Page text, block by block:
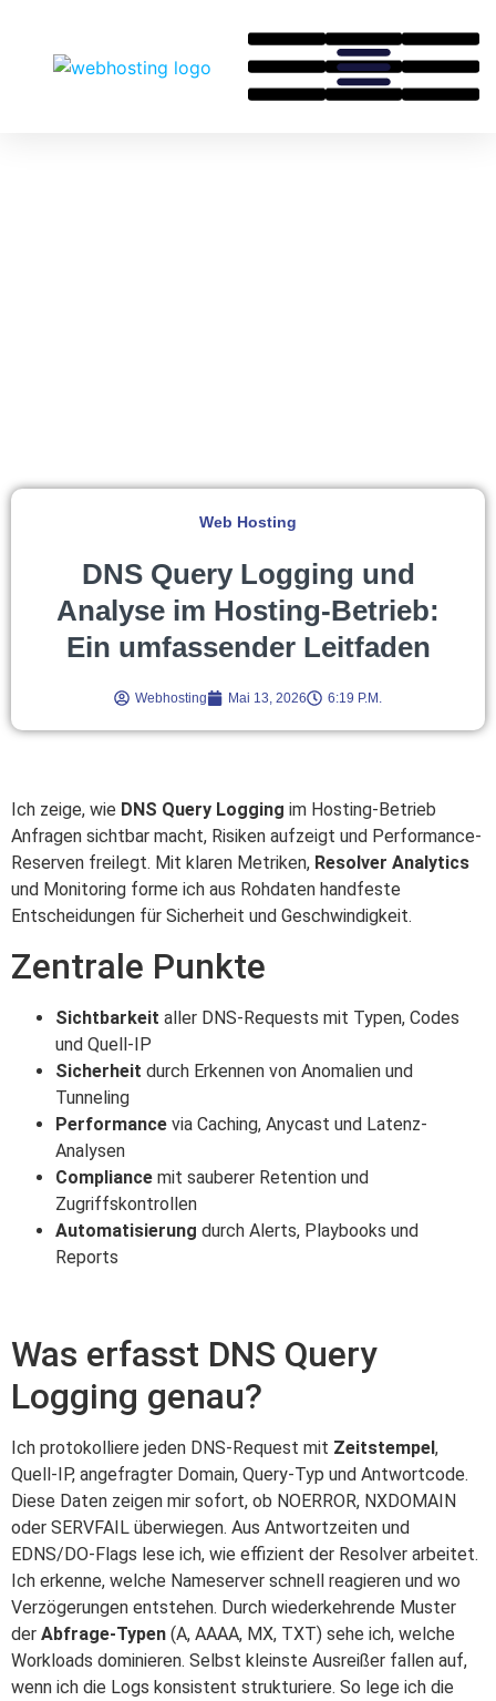
Web Hosting
DNS Query Logging und
Analyse im Hosting-Betrieb:
Ein umfassender Leitfaden
Webhosting Mai 13, 2026 6:19 P.m.
Ich zeige, wie DNS Query Logging im Hosting-Betrieb
Anfragen sichtbar macht, Risiken aufzeigt und Performance-
Reserven freilegt. Mit klaren Metriken, Resolver Analytics
und Monitoring forme ich aus Rohdaten handfeste
Entscheidungen für Sicherheit und Geschwindigkeit.
Zentrale Punkte
Sichtbarkeit aller DNS-Requests mit Typen, Codes
und Quell-IP
Sicherheit durch Erkennen von Anomalien und
Tunneling
Performance via Caching, Anycast und Latenz-
Analysen
Compliance mit sauberer Retention und
Zugriffskontrollen
Automatisierung durch Alerts, Playbooks und
Reports
Was erfasst DNS Query
Logging genau?
Ich protokolliere jeden DNS-Request mit Zeitstempel,
Quell-IP, angefragter Domain, Query-Typ und Antwortcode.
Diese Daten zeigen mir sofort, ob NOERROR, NXDOMAIN
oder SERVFAIL überwiegen. Aus Antwortzeiten und
EDNS/DO-Flags lese ich, wie effizient der Resolver arbeitet.
Ich erkenne, welche Nameserver schnell reagieren und wo
Verzögerungen entstehen. Durch wiederkehrende Muster
der Abfrage-Typen (A, AAAA, MX, TXT) sehe ich, welche
Workloads dominieren. Selbst kleinste Ausreißer fallen auf,
wenn ich die Logs konsistent strukturiere. So lege ich die